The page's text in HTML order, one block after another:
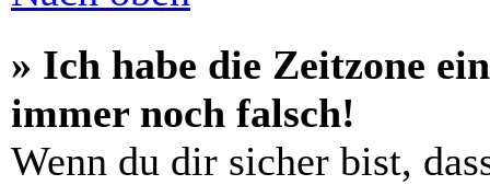
» Ich habe die Zeitzone
immer noch falsch!
Wenn du dir sicher bist,